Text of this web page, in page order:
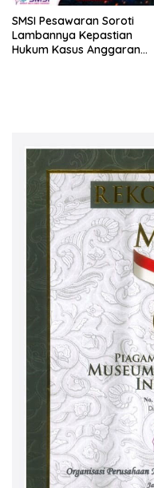
SMSI Pesawaran Soroti
Lambannya Kepastian
Hukum Kasus Anggaran